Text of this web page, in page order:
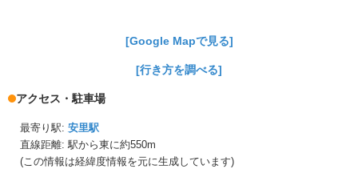
[Google Mapで見る]
[行き方を調べる]
アクセス・駐車場
最寄り駅: 安里駅
直線距離: 駅から東に約550m
(この情報は経緯度情報を元に生成しています)